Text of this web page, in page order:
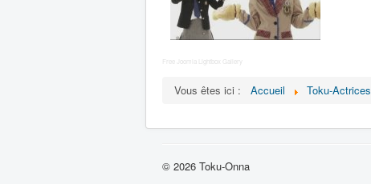
Free Joomla Lightbox Gallery
Vous êtes ici : Accueil Toku-Actrices
© 2026 Toku-Onna